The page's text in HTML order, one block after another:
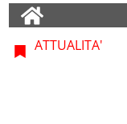
ATTUALITA'